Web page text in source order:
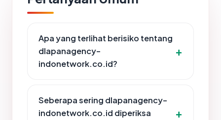
Apa yang terlihat berisiko tentang
dlapanagency-
indonetwork.co.id?
Seberapa sering dlapanagency-
indonetwork.co.id diperiksa